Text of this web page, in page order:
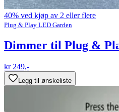
40% ved kjøp av 2 eller flere
Plug & Play LED Garden
Dimmer til Plug &
kr 249,-
Legg til ønskeliste